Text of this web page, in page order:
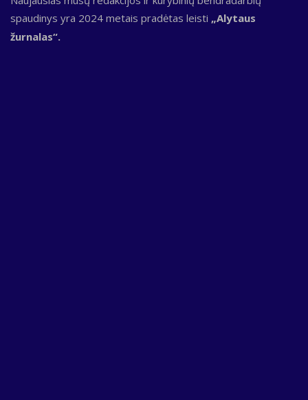
spaudinys yra 2024 metais pradėtas leisti „Alytaus
žurnalas“.